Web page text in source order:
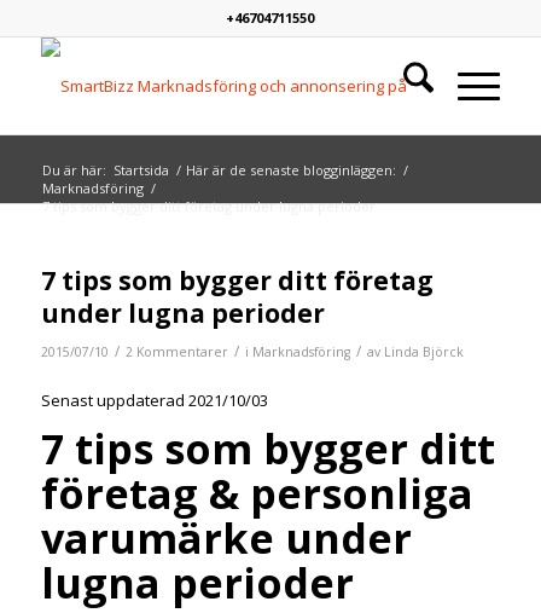
+46704711550
Du är här: Startsida / Här är de senaste blogginläggen: /
Marknadsföring /
7 tips som bygger ditt företag under lugna perioder
7 tips som bygger ditt företag
under lugna perioder
2015/07/10 / 2 Kommentarer / i Marknadsföring / av Linda Björck
Senast uppdaterad 2021/10/03
7 tips som bygger ditt
företag & personliga
varumärke under
lugna perioder